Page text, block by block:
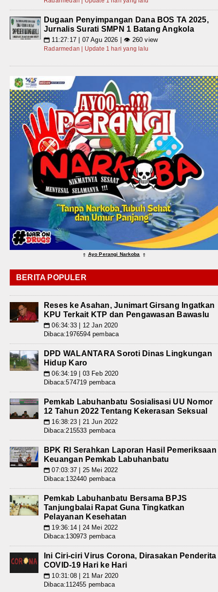
Dugaan Penyimpangan Dana BOS TA 2025,
Jurnalis Surati SMPN 1 Batang Angkola
📅 11:27:17 | 07 Agu 2026 | 👁 260 view
Radarmedan | Update 1 hari yang lalu
⇑ Ayo Perangi Narkoba ⇑
BERITA POPULER
Reses ke Asahan, Junimart Girsang Ingatkan
KPU Terkait KTP dan Pengawasan Bawaslu
📅 06:34:33 | 12 Jan 2020
Dibaca:1976594 pembaca
DPD WALANTARA Soroti Dinas Lingkungan
Hidup Karo
📅 06:34:19 | 03 Feb 2020
Dibaca:574719 pembaca
Pemkab Labuhanbatu Sosialisasi UU Nomor
12 Tahun 2022 Tentang Kekerasan Seksual
📅 16:38:23 | 21 Jun 2022
Dibaca:215533 pembaca
BPK RI Serahkan Laporan Hasil Pemeriksaan
Keuangan Pemkab Labuhanbatu
📅 07:03:37 | 25 Mei 2022
Dibaca:132440 pembaca
Pemkab Labuhanbatu Bersama BPJS
Tanjungbalai Rapat Guna Tingkatkan
Pelayanan Kesehatan
📅 19:36:14 | 24 Mei 2022
Dibaca:130973 pembaca
Ini Ciri-ciri Virus Corona, Dirasakan Penderita
COVID-19 Hari ke Hari
📅 10:31:08 | 21 Mar 2020
Dibaca:112455 pembaca